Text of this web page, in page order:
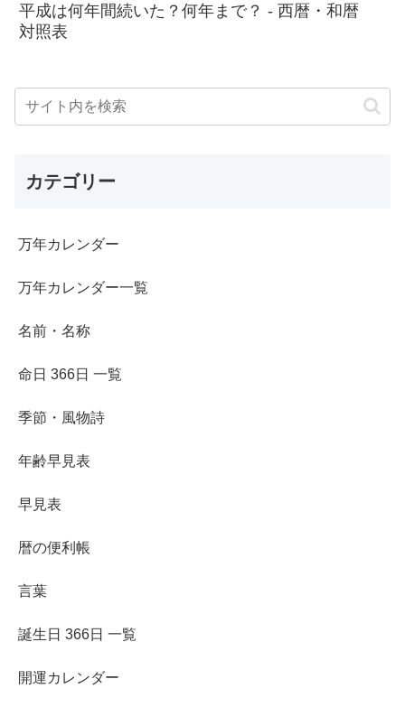
平成は何年間続いた？何年まで？ - 西暦・和暦
対照表
カテゴリー
万年カレンダー
万年カレンダー一覧
名前・名称
命日 366日 一覧
季節・風物詩
年齢早見表
早見表
暦の便利帳
言葉
誕生日 366日 一覧
開運カレンダー